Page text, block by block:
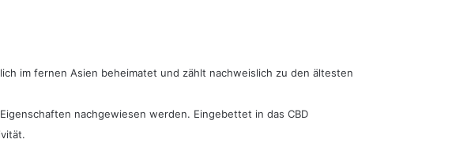
im fernen Asien beheimatet und zählt nachweislich zu den ältesten
nachgewiesen werden. Eingebettet in das CBD